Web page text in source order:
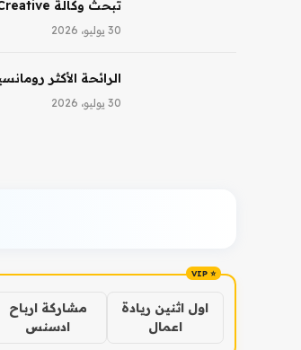
تبحث وكالة Infinity Creative عن مدير تجميل في لوس أنجلوس
30 يوليو، 2026
الرائحة الأكثر
30 يوليو، 2026
اول اثنين ريادة
اعمال
مشاركة ارباح
ادسنس